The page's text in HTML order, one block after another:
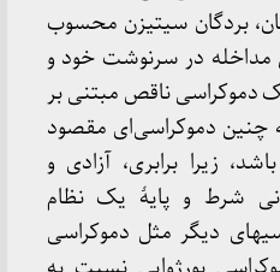
بردگان سیتیزن محسوب
در سرنوشت خود و
دموکراسی ناقص مبتنی بر
چنین دموکراسی‌ای مقصود
زیرا برابری، آزادی و
شرط و پایۀ یک نظام
دیگر مثل دموکراسی